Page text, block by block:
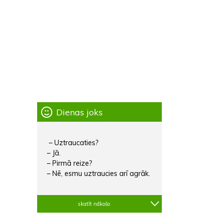
Dienas joks
– Uztraucaties?
– Jā.
– Pirmā reize?
– Nē, esmu uztraucies arī agrāk.
skatīt nākošo